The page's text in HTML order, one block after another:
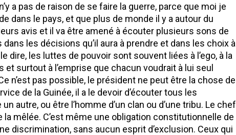
a pas de raison de se faire la guerre, parce que moi je
dans le pays, et que plus de monde il y a autour du
avis et il va être amené à écouter plusieurs sons de
les décisions qu’il aura à prendre et dans les choix à
dire, les luttes de pouvoir sont souvent liées à l’ego, à la
surtout à l’emprise que chacun voudrait à lui seul
n’est pas possible, le président ne peut être la chose de
de la Guinée, il a le devoir d’écouter tous les
autre, ou être l’homme d’un clan ou d’une tribu. Le chef
mêlée. C’est même une obligation constitutionnelle de
discrimination, sans aucun esprit d’exclusion. Ceux qui